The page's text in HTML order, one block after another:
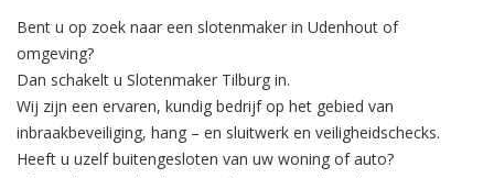
Bent u op zoek naar een slotenmaker in Udenhout of
omgeving?
Dan schakelt u Slotenmaker Tilburg in.
Wij zijn een ervaren, kundig bedrijf op het gebied van
inbraakbeveiliging, hang – en sluitwerk en veiligheidschecks.
Heeft u uzelf buitengesloten van uw woning of auto?